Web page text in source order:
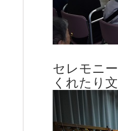
セレモニ
くれたり